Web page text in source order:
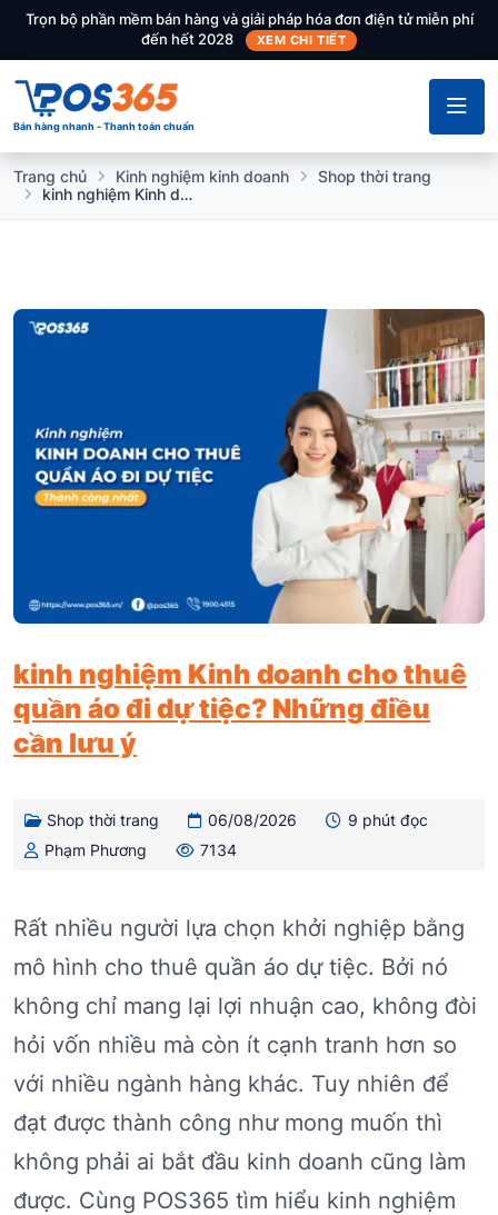
Trọn bộ phần mềm bán hàng và giải pháp hóa đơn điện tử miễn phí
đến hết 2028
XEM CHI TIẾT
Bán hàng nhanh - Thanh toán chuẩn
Trang chủ Kinh nghiệm kinh doanh
Shop thời trang
kinh nghiệm Kinh doanh cho thuê quần áo đi dự tiệc? Những điều cần lưu ý
kinh nghiệm Kinh doanh cho thuê
quần áo đi dự tiệc? Những điều
cần lưu ý
Shop thời trang 06/08/2026
9 phút đọc
Phạm Phương
7134
Rất nhiều người lựa chọn khởi nghiệp bằng
mô hình cho thuê quần áo dự tiệc. Bởi nó
không chỉ mang lại lợi nhuận cao, không đòi
hỏi vốn nhiều mà còn ít cạnh tranh hơn so
với nhiều ngành hàng khác. Tuy nhiên để
đạt được thành công như mong muốn thì
không phải ai bắt đầu kinh doanh cũng làm
được. Cùng POS365 tìm hiểu kinh nghiệm